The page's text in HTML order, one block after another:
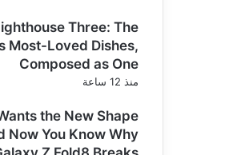
Three: The
Most-Loved Dishes,
Composed as One
منذ 12 ساعة
the New Shape
Now You Know Why